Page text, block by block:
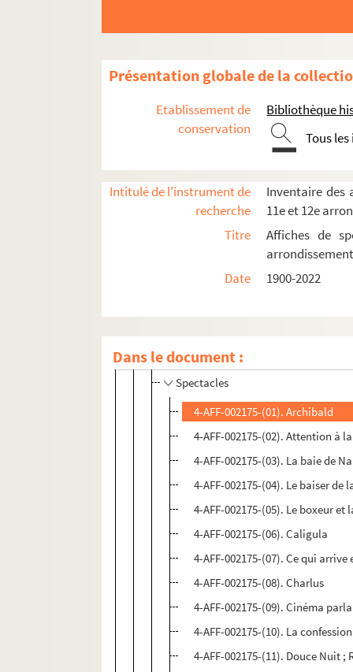
Présentation globale de la
Etablissement de
conservation
Bibliothèque
Tous
Intitulé de l'instrument de
recherche
Inventaire des
11e et 12e
Titre
Affiches de
Date
1900-2022
Dans le document :
Théâtre des Ambassadeurs
Théâtre de l'Avenue
Théâtre des Champs-Élysées
Théâtre Charles de Rochefort
Théâtre du Grand Palais
Théâtre de la Madeleine
Direction Marcel Herrand
Direction Gérard Caillaud
Spectacles
4-AFF-002175-(01). Archibald
4-AFF-002175-(02). Attention à
4-AFF-002175-(03). La baie de
4-AFF-002175-(04). Le baiser de
4-AFF-002175-(05). Le boxeur
4-AFF-002175-(06). Caligula
4-AFF-002175-(07). Ce qui
4-AFF-002175-(08). Charlus
4-AFF-002175-(09). Cinéma
4-AFF-002175-(10). La
4-AFF-002175-(11). Douce Nuit ;